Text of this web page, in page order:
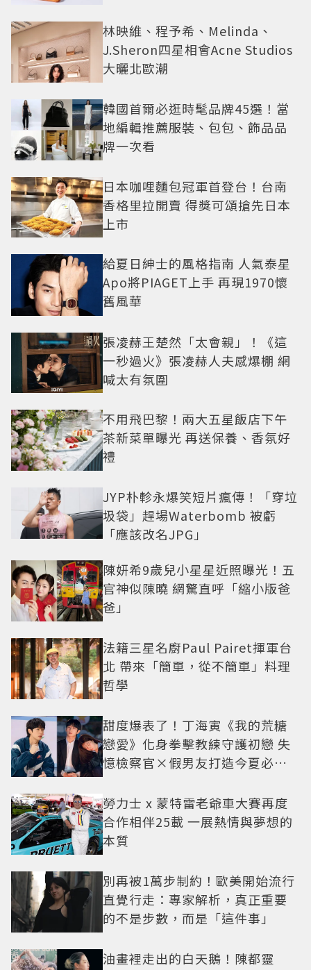
林映維、程予希、Melinda、
J.Sheron四星相會Acne Studios
大曬北歐潮
韓國首爾必逛時髦品牌45選！當
地編輯推薦服裝、包包、飾品品
牌一次看
日本咖哩麵包冠軍首登台！台南
香格里拉開賣 得獎可頌搶先日本
上市
給夏日紳士的風格指南 人氣泰星
Apo將PIAGET上手 再現1970懷
舊風華
張凌赫王楚然「太會親」！《這
一秒過火》張凌赫人夫感爆棚 網
喊太有氛圍
不用飛巴黎！兩大五星飯店下午
茶新菜單曝光 再送保養、香氛好
禮
JYP朴軫永爆笑短片瘋傳！「穿垃
圾袋」趕場Waterbomb 被虧
「應該改名JPG」
陳妍希9歲兒小星星近照曝光！五
官神似陳曉 網驚直呼「縮小版爸
爸」
法籍三星名廚Paul Pairet揮軍台
北 帶來「簡單，從不簡單」料理
哲學
甜度爆表了！丁海寅《我的荒糖
戀愛》化身拳擊教練守護初戀 失
憶檢察官×假男友打造今夏必看
勞力士 x 蒙特雷老爺車大賽再度
合作相伴25載 一展熱情與夢想的
本質
別再被1萬步制約！歐美開始流行
直覺行走：專家解析，真正重要
的不是步數，而是「這件事」
油畫裡走出的白天鵝！陳都靈